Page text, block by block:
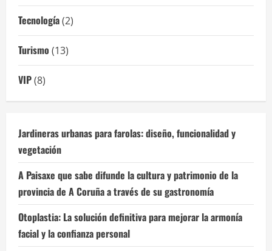
Tecnología(2)
Turismo (13)
VIP(8)
Jardineras urbanas para farolas: diseño, funcionalidad y
vegetación
A Paisaxe que sabe difunde la cultura y patrimonio de la
provincia de A Coruña a través de su gastronomía
Otoplastia: La solución definitiva para mejorar la armonía
facial y la confianza personal